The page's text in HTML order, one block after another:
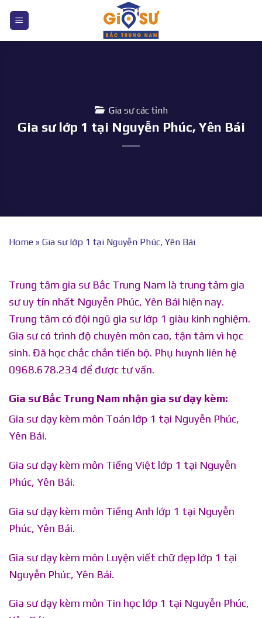
nội
Gia sư các tỉnh
Gia sư lớp 1 tại Nguyễn Phúc, Yên Bái
Home » Gia sư lớp 1 tại Nguyễn Phúc, Yên Bái
Trung tâm gia sư Bắc Trung Nam là trung tâm gia
sư uy tín nhất Nguyễn Phúc, Yên Bái hiện nay.
Trung tâm có đội ngũ gia sư lớp 1 giàu kinh nghiệm.
Gia sư có trình độ chuyên môn cao, tận tâm vì học
sinh. Đã học chắc chắn tiến bộ. Phụ huynh liên hệ
0968.678.234 để được tư vấn.
Gia sư Bắc Trung Nam nhận gia sư dạy kèm:
Gia sư dạy kèm môn Toán lớp 1 tại Nguyễn Phúc,
Yên Bái.
Gia sư dạy kèm môn Tiếng Việt lớp 1 tại Nguyễn
Phúc, Yên Bái.
Gia sư dạy kèm môn Tiếng Anh lớp 1 tại Nguyễn
Phúc, Yên Bái.
Gia sư dạy kèm môn Luyện viết chữ đẹp lớp 1 tại
Nguyễn Phúc, Yên Bái.
Gia sư dạy kèm môn Tin học lớp 1 tại Nguyễn Phúc,